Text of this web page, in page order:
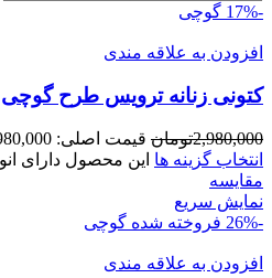
-17% گوچی
افزودن به علاقه مندی
کتونی زنانه ترویس طرح گوچی
2,980,000تومان قیمت اصلی: 2,980,000تومان بود.
انتخاب گزینه ها این محصول دارای
مقايسه
نمایش سریع
-26%
فروخته شده گوچی
افزودن به علاقه مندی